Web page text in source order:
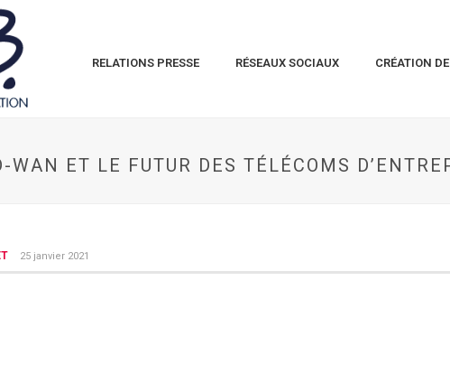
RELATIONS PRESSE RÉSEAUX SOCIAUX CRÉATION
WAN ET LE FUTUR DES TÉLÉCOMS
25 janvier 2021